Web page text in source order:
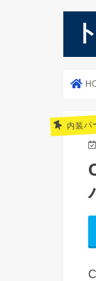
内装パ